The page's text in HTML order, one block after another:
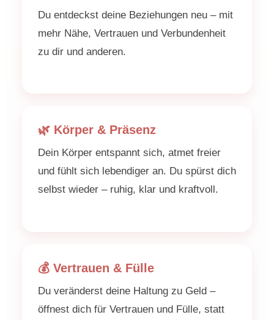
Du entdeckst deine Beziehungen neu – mit
mehr Nähe, Vertrauen und Verbundenheit
zu dir und anderen.
🌿 Körper & Präsenz
Dein Körper entspannt sich, atmet freier
und fühlt sich lebendiger an. Du spürst dich
selbst wieder – ruhig, klar und kraftvoll.
💰 Vertrauen & Fülle
Du veränderst deine Haltung zu Geld –
öffnest dich für Vertrauen und Fülle, statt